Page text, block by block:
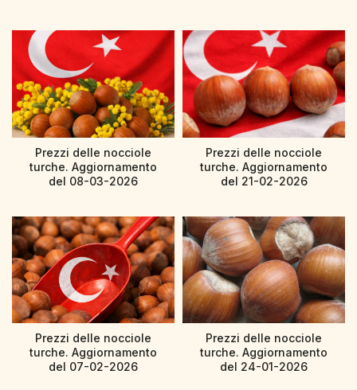
Prezzi delle nocciole
turche. Aggiornamento
del 08-03-2026
Prezzi delle nocciole
turche. Aggiornamento
del 21-02-2026
Prezzi delle nocciole
turche. Aggiornamento
del 07-02-2026
Prezzi delle nocciole
turche. Aggiornamento
del 24-01-2026